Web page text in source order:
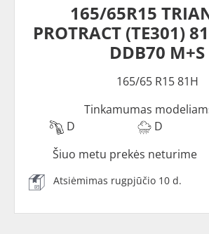
165/65R15
PROTRACT (TE301)
DDB70 M+S
165/65 R15 81H
Tinkamumas
D
D
Šiuo metu prekės neturime
Atsiėmimas rugpjūčio 10 d.